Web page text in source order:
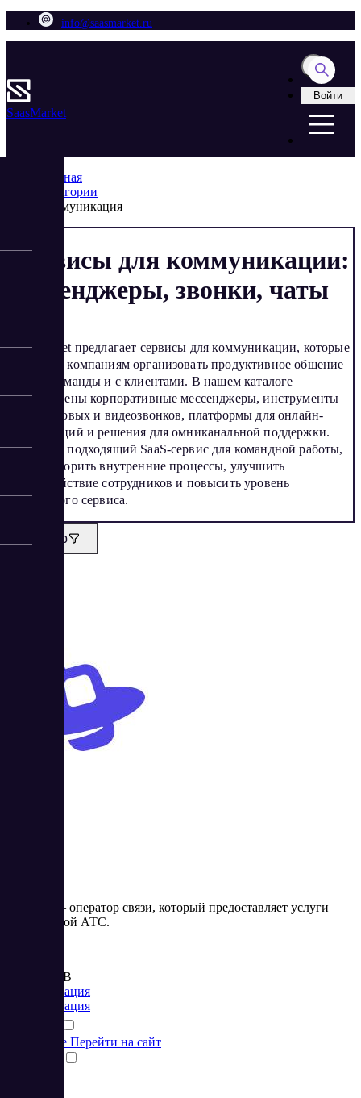
info@saasmarket.ru
SaasMarket
Войти
Главная
Категории
Коммуникация
Сервисы для коммуникации:
мессенджеры, звонки, чаты
SaaSMarket предлагает сервисы для коммуникации, которые
помогают компаниям организовать продуктивное общение
внутри команды и с клиентами. В нашем каталоге
представлены корпоративные мессенджеры, инструменты
для голосовых и видеозвонков, платформы для онлайн-
конференций и решения для омниканальной поддержки.
Выберите подходящий SaaS-сервис для командной работы,
чтобы ускорить внутренние процессы, улучшить
взаимодействие сотрудников и повысить уровень
клиентского сервиса.
Фильтр
Гравител – оператор связи, который предоставляет услуги
виртуальной АТС.
от 300 RUB
Коммуникация
Коммуникация
Подробнее Перейти на сайт